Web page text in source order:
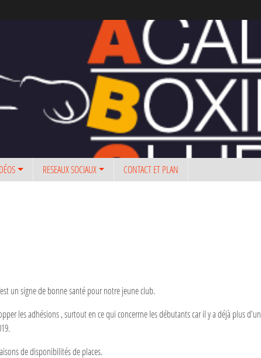
RESEAUX SOCIAUX CONTACT ET PLAN
un signe de bonne santé pour notre jeune club.
les adhésions , surtout en ce qui concerrne les débutants car il y a déjà plus
de disponibilités de places.